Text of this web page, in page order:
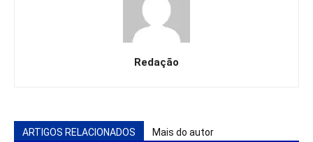
Redação
ARTIGOS RELACIONADOS Mais do autor